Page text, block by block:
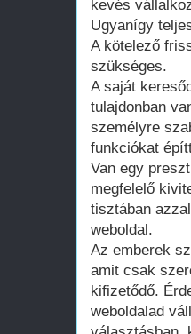
kevés
Ugyanígy
A kötelező
szükséges.
A saját
tulajdonban
személyre
funkciókat
Van egy
megfelelő
tisztában
weboldal.
Az emberek
amit csak
kifizetődő.
weboldalad